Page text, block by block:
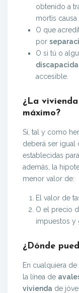
obtenido a
mortis causa
O que
por
O si tú o
accesible.
¿La
máximo?
Sí, tal y como
deberá ser igual
establecidas
además, la
menor valor de:
El valor de
O el precio
impuestos y
¿Dónde
En cualquiera
la línea de
vivienda de